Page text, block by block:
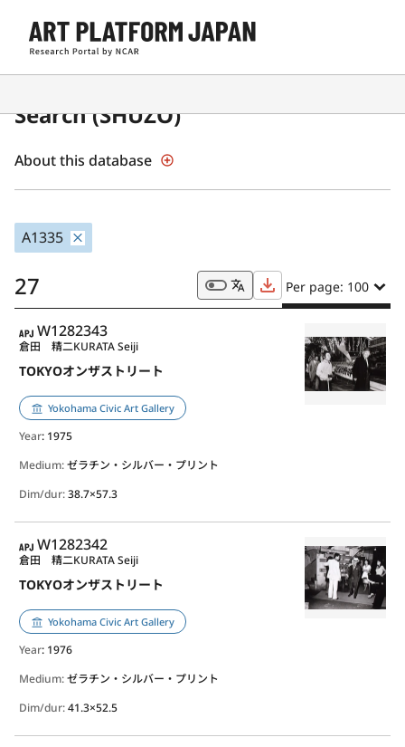
Japanese Museum Collections
Search (SHŪZŌ)
About this database
A1335
27 Per page: 100
APJ
W1282343
TOKYOオンザストリート
倉田 精二KURATA Seiji
Yokohama Civic Art Gallery
Year: 1975
Medium:ゼラチン・シルバー・プリント
Dim/dur:38.7×57.3
APJ
W1282342
TOKYOオンザストリート
倉田 精二KURATA Seiji
Yokohama Civic Art Gallery
Year: 1976
Medium:ゼラチン・シルバー・プリント
Dim/dur:41.3×52.5